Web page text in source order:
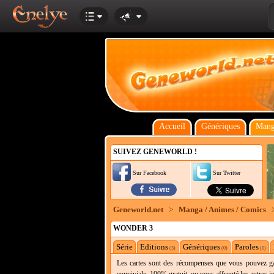
Accueil Génériques
SUIVEZ GENEWORLD !
Sur Facebook Sur Twitter
Geneworld.net > Manga / Animes / Comics
WONDER 3
Série Editions(3) Génériques(0) Paroles(0)
Les cartes sont des récompenses que vous